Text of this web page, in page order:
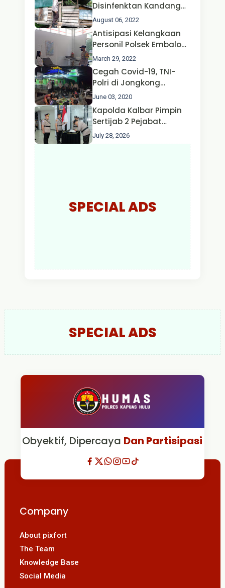
Disinfenktan Kandang
Ternak Kambing warga
Oleh Satgas Ops Aman
Nusa II Polda Kalbar*
August 06, 2022
Antisipasi Kelangkaan
Personil Polsek Embaloh
Hulu Gencar Lakukan
Pengecekan Oksigen
March 29, 2022
Cegah Covid-19, TNI-
Polri di Jongkong
Himbau Masyarakat
Jangan Kumpul Hinga
Larut Malam.
June 03, 2020
Kapolda Kalbar Pimpin
Sertijab 2 Pejabat
Utama dan 7 Kapolres,
AKBP Wisnu Perdana
July 28, 2026
SPECIAL ADS
SPECIAL ADS
Obyektif, Dipercaya Dan Partisipasi
Company
About pixfort
The Team
Knowledge Base
Social Media